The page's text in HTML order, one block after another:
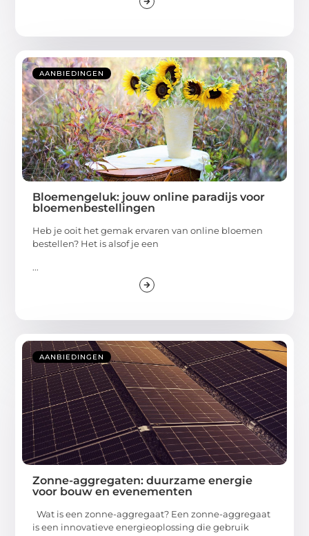
AANBIEDINGEN
Bloemengeluk: jouw online paradijs voor
bloemenbestellingen
Heb je ooit het gemak ervaren van online bloemen
bestellen? Het is alsof je een
...
AANBIEDINGEN
Zonne-aggregaten: duurzame energie
voor bouw en evenementen
Wat is een zonne-aggregaat? Een zonne-aggregaat
is een innovatieve energieoplossing die gebruik